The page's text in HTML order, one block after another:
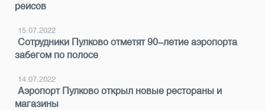
рейсов
15.07.2022
Сотрудники Пулково отметят 90-летие аэропорта
забегом по полосе
14.07.2022
Аэропорт Пулково открыл новые рестораны и
магазины